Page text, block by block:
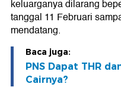
keluarganya dilarang
tanggal 11 Februari
mendatang.
Baca juga:
PNS Dapat THR
Cairnya?